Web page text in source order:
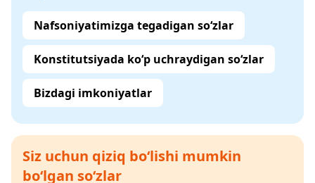
Nafsoniyatimizga tegadigan so‘zlar
Konstitutsiyada ko‘p uchraydigan so‘zlar
Bizdagi imkoniyatlar
Siz uchun qiziq bo‘lishi mumkin
bo‘lgan so‘zlar